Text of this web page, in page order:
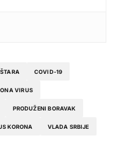
COVID-19
VIRUS
PRODUŽENI BORAVAK
KORONA VLADA SRBIJE